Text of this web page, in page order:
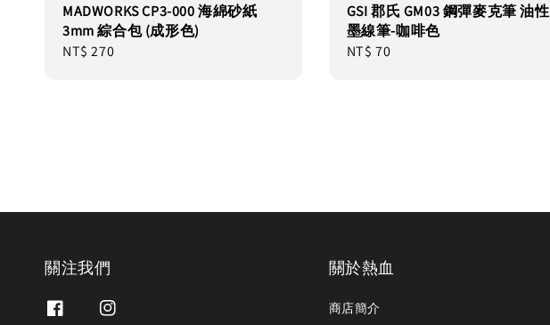
MADWORKS CP3-000 海綿砂紙
3mm 綜合包 (成形色)
Regular
NT$ 270
GSI 郡氏 GM03 鋼彈麥克筆 油性
墨線筆-咖啡色
Regular
NT$ 70
關注我們 關於熱血
商店簡介